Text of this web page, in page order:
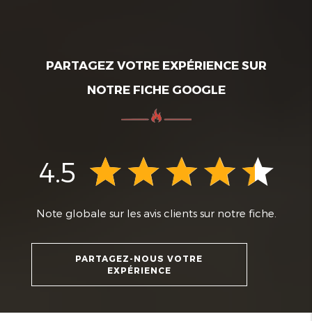
PARTAGEZ VOTRE EXPÉRIENCE SUR
NOTRE FICHE GOOGLE
4.5
Note globale sur les avis clients sur notre fiche.
PARTAGEZ-NOUS VOTRE
EXPÉRIENCE